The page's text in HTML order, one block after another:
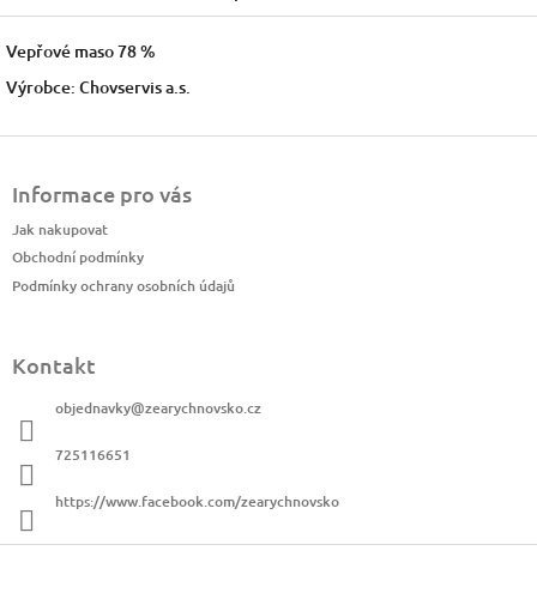
Vepřové maso 78 %
Výrobce: Chovservis a.s.
Informace pro vás
Jak nakupovat
Obchodní podmínky
Podmínky ochrany osobních údajů
Kontakt
objednavky@zearychnovsko.cz
725116651
https://www.facebook.com/zearychnovsko